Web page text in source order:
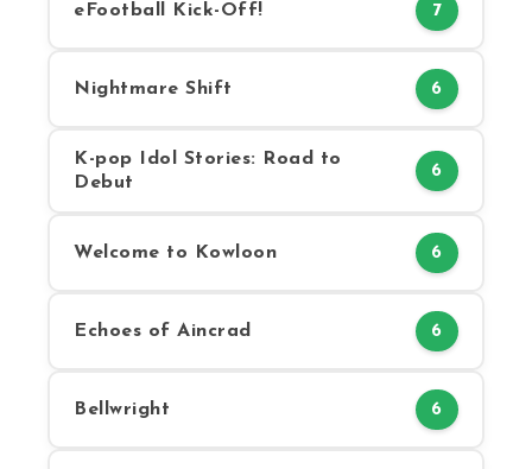
eFootball Kick-Off! 7
Nightmare Shift 6
K-pop Idol Stories: Road to
Debut
6
Welcome to Kowloon 6
Echoes of Aincrad 6
Bellwright 6